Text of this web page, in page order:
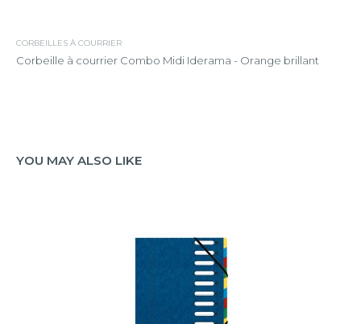
CORBEILLES À COURRIER
Corbeille à courrier Combo Midi Iderama - Orange brillant
YOU MAY ALSO LIKE